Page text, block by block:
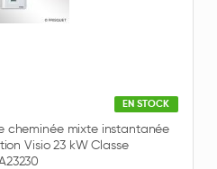
EN STOCK
cheminée mixte instantanée
Visio 23 kW Classe